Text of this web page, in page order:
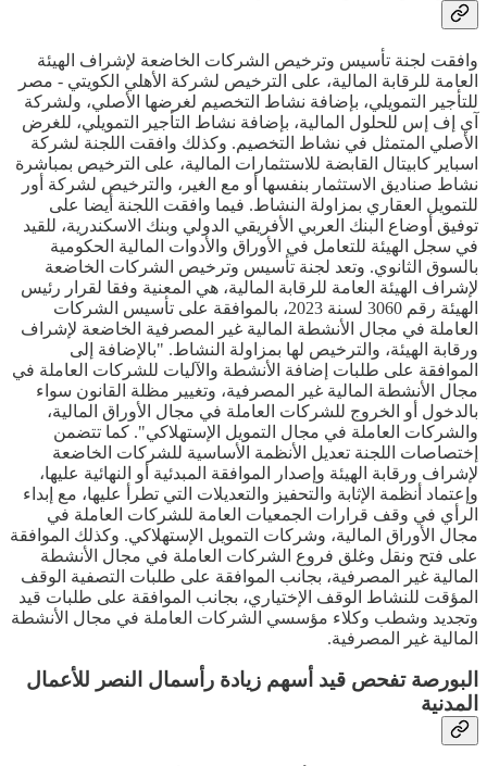
وافقت لجنة تأسيس وترخيص الشركات الخاضعة لإشراف الهيئة
العامة للرقابة المالية، على الترخيص لشركة الأهلي الكويتي - مصر
للتأجير التمويلي، بإضافة نشاط التخصيم لغرضها الأصلي، ولشركة
آي إف إس للحلول المالية، بإضافة نشاط التأجير التمويلي، للغرض
الأصلي المتمثل في نشاط التخصيم. وكذلك وافقت اللجنة لشركة
اسباير كابيتال القابضة للاستثمارات المالية، على الترخيص بمباشرة
نشاط صناديق الاستثمار بنفسها أو مع الغير، والترخيص لشركة أور
للتمويل العقاري بمزاولة النشاط. فيما وافقت اللجنة أيضا على
توفيق أوضاع البنك العربي الأفريقي الدولي وبنك الاسكندرية، للقيد
في سجل الهيئة للتعامل في الأوراق والأدوات المالية الحكومية
بالسوق الثانوي. وتعد لجنة تأسيس وترخيص الشركات الخاضعة
لإشراف الهيئة العامة للرقابة المالية، هي المعنية وفقا لقرار رئيس
الهيئة رقم 3060 لسنة 2023، بالموافقة على تأسيس الشركات
العاملة في مجال الأنشطة المالية غير المصرفية الخاضعة لإشراف
ورقابة الهيئة، والترخيص لها بمزاولة النشاط. "بالإضافة إلى
الموافقة على طلبات إضافة الأنشطة والآليات للشركات العاملة في
مجال الأنشطة المالية غير المصرفية، وتغيير مظلة القانون سواء
بالدخول أو الخروج للشركات العاملة في مجال الأوراق المالية،
والشركات العاملة في مجال التمويل الإستهلاكي". كما تتضمن
إختصاصات اللجنة تعديل الأنظمة الأساسية للشركات الخاضعة
لإشراف ورقابة الهيئة وإصدار الموافقة المبدئية أو النهائية عليها،
وإعتماد أنظمة الإثابة والتحفيز والتعديلات التي تطرأ عليها، مع إبداء
الرأي في وقف قرارات الجمعيات العامة للشركات العاملة في
مجال الأوراق المالية، وشركات التمويل الإستهلاكي. وكذلك الموافقة
على فتح ونقل وغلق فروع الشركات العاملة في مجال الأنشطة
المالية غير المصرفية، بجانب الموافقة على طلبات التصفية الوقف
المؤقت للنشاط الوقف الإختياري، بجانب الموافقة على طلبات قيد
وتجديد وشطب وكلاء مؤسسي الشركات العاملة في مجال الأنشطة
المالية غير المصرفية.
البورصة تفحص قيد أسهم زيادة رأسمال النصر للأعمال
المدنية